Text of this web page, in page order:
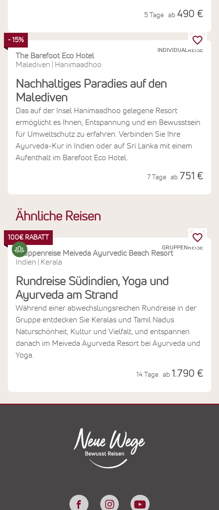
Ähnliche Reisen
GRUPPENREISE
100€ RABATT
Gruppenreise Meiveda Ayurvedic Beach Resort
Indien
Kerala
Rundreise Südindien, Yoga und
Ayurveda am Strand
Während einer abwechslungsreichen Rundreise in der
Gruppe entdecken Sie Keralas und Tamil Nadus
Naturschönheit, Kultur und Vielfalt, und entspannen
danach im Meiveda Ayurveda Resort bei Ayurveda und
Yoga.
14 Tage ab 1.790 €
5 Tage ab 490 €
INDIVIDUALREISE
- 15%
The Barefoot Eco Hotel
Malediven
Hanimaadhoo
Nachhaltiges Paradies auf den
Malediven
Das auf der Insel Hanimaadhoo gelegene Resort
ermöglicht es Ihnen, Entspannung und ein Bewusstsein
für Umweltschutz zu erfahren. Verbinden Sie Ihre
Ayurveda-Kur in Indien oder auf Sri Lanka mit einem
Aufenthalt im Barefoot Eco Hotel.
7 Tage ab 751 €